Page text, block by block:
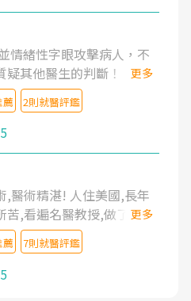
情緒性字眼攻擊病人，不
其他醫生的判斷！
更多
薦 2則就醫評鑑
,醫術精湛! 人住美國,長年
苦,看遍名醫教授,做了各種
醫針灸及物理徒手治療都
痛藥都效果有限,只是壓
失眠嚴重影響生活品質.
才主任是頸頭症候群專
更多
薦 7則就醫評鑑